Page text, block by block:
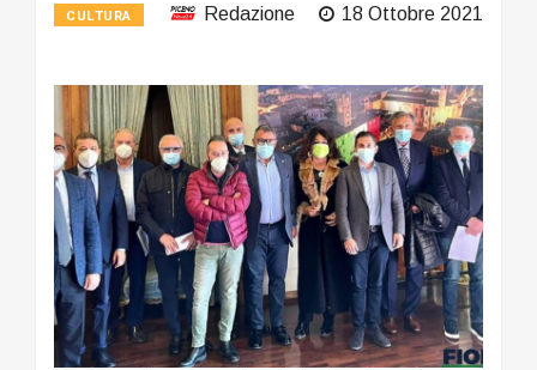
CULTURA Redazione 18 Ottobre 2021